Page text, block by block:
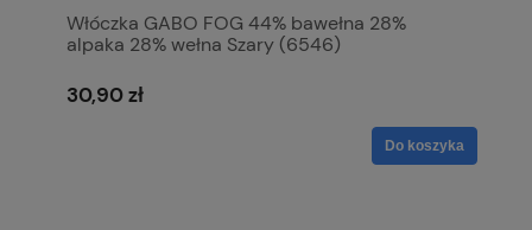
Włóczka GABO FOG 44% bawełna 28%
alpaka 28% wełna Szary (6546)
30,90 zł
Do koszyka